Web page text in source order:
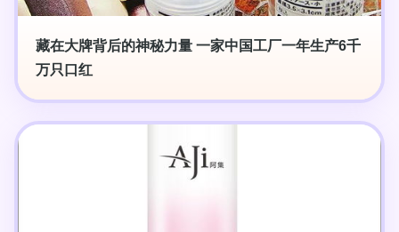
藏在大牌背后的神秘力量 一家中国工厂一年生产6千
万只口红